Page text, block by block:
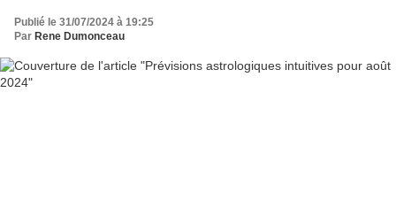
Publié le 31/07/2024 à 19:25
Par Rene Dumonceau